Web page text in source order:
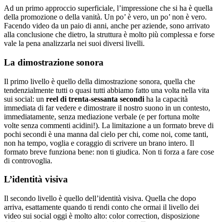
Ad un primo approccio superficiale, l’impressione che si ha è quella
della promozione o della vanità. Un po’ è vero, un po’ non è vero.
Facendo video da un paio di anni, anche per aziende, sono arrivato
alla conclusione che dietro, la struttura è molto più complessa e forse
vale la pena analizzarla nei suoi diversi livelli.
La dimostrazione sonora
Il primo livello è quello della dimostrazione sonora, quella che
tendenzialmente tutti o quasi tutti abbiamo fatto una volta nella vita
sui social: un reel di trenta-sessanta secondi ha la capacità
immediata di far vedere e dimostrare il nostro suono in un contesto,
immediatamente, senza mediazione verbale (e per fortuna molte
volte senza commenti acidini!). La limitazione a un formato breve di
pochi secondi è una manna dal cielo per chi, come noi, come tanti,
non ha tempo, voglia e coraggio di scrivere un brano intero. Il
formato breve funziona bene: non ti giudica. Non ti forza a fare cose
di controvoglia.
L’identità visiva
Il secondo livello è quello dell’identità visiva. Quella che dopo
arriva, esattamente quando ti rendi conto che ormai il livello dei
video sui social oggi è molto alto: color correction, disposizione